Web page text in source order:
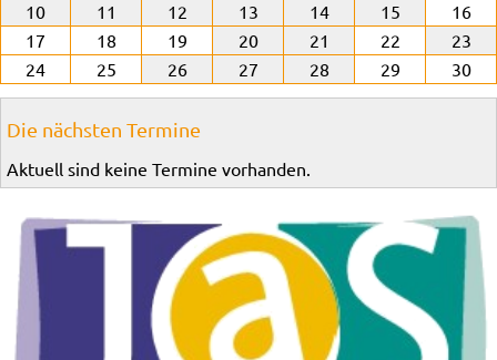
10
11 12 13 14 15
16
17
18 19 20 21 22
23
24
25 26 27 28 29 30
Die nächsten Termine
Aktuell sind keine Termine vorhanden.